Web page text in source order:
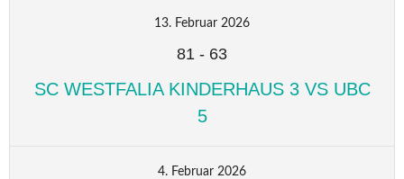
13. Februar 2026
81 - 63
SC WESTFALIA KINDERHAUS 3 VS UBC
5
4. Februar 2026